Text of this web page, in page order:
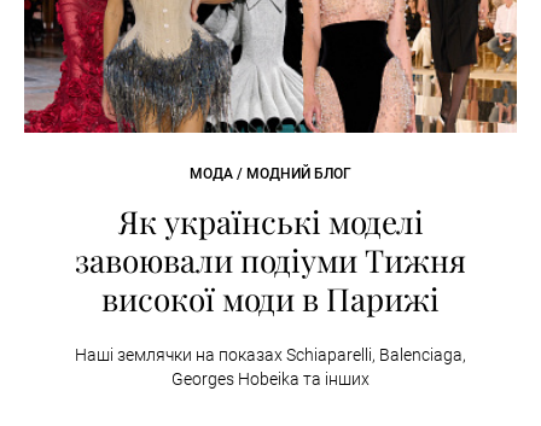
МОДА / МОДНИЙ БЛОГ
Як українські моделі
завоювали подіуми Тижня
високої моди в Парижі
Наші землячки на показах Schiaparelli, Balenciaga,
Georges Hobeika та інших